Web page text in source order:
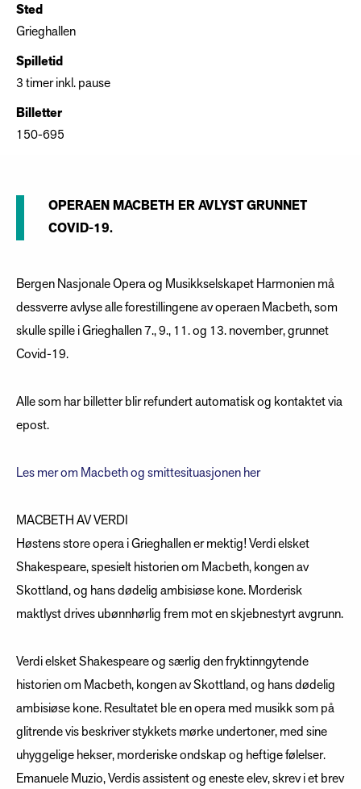
Sted
Grieghallen
Spilletid
3 timer inkl. pause
Billetter
150-695
OPERAEN MACBETH ER AVLYST GRUNNET
COVID-19.
Bergen Nasjonale Opera og Musikkselskapet Harmonien må
dessverre avlyse alle forestillingene av operaen Macbeth, som
skulle spille i Grieghallen 7., 9., 11. og 13. november, grunnet
Covid-19.
Alle som har billetter blir refundert automatisk og kontaktet via
epost.
Les mer om Macbeth og smittesituasjonen her
MACBETH AV VERDI
Høstens store opera i Grieghallen er mektig! Verdi elsket
Shakespeare, spesielt historien om Macbeth, kongen av
Skottland, og hans dødelig ambisiøse kone. Morderisk
maktlyst drives ubønnhørlig frem mot en skjebnestyrt avgrunn.
Verdi elsket Shakespeare og særlig den fryktinngytende
historien om Macbeth, kongen av Skottland, og hans dødelig
ambisiøse kone. Resultatet ble en opera med musikk som på
glitrende vis beskriver stykkets mørke undertoner, med sine
uhyggelige hekser, morderiske ondskap og heftige følelser.
Emanuele Muzio, Verdis assistent og eneste elev, skrev i et brev